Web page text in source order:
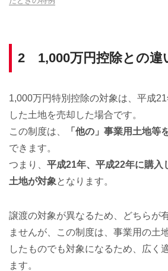
2 1,000万円控除との違
1,000万円特別控除の対象は、平成
した土地を売却した場合です。
この制度は、
「他の」事業用土地等
できます。
つまり、 平成21年、平成22年に購入
土地が対象となります。
譲渡の対象が異なるため、どちらが
ませんが、この制度は、事業用の土
したものでも対象になるため、広く
ます。